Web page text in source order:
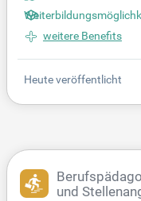
ng und sichern die
Aufgaben umfassen
e Ihre Expertise ein
erentwicklung
werben Sie sich
ng der psychischen
weitere Benefits
Heute veröffentlicht
und